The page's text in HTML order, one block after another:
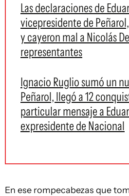
Las declaraciones de
vicepresidente de
y cayeron mal a Nicolás
representantes
Ignacio Ruglio sumó un
Peñarol, llegó a 12
particular mensaje a
expresidente de Nacional
En ese rompecabezas que